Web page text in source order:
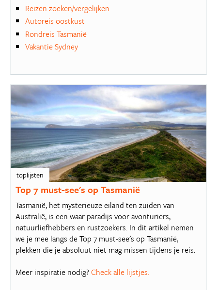
Reizen zoeken/vergelijken
Autoreis oostkust
Rondreis Tasmanië
Vakantie Sydney
toplijsten
Top 7 must-see's op Tasmanië
Tasmanië, het mysterieuze eiland ten zuiden van
Australië, is een waar paradijs voor avonturiers,
natuurliefhebbers en rustzoekers. In dit artikel nemen
we je mee langs de Top 7 must-see’s op Tasmanië,
plekken die je absoluut niet mag missen tijdens je reis.
Meer inspiratie nodig?Check alle lijstjes.